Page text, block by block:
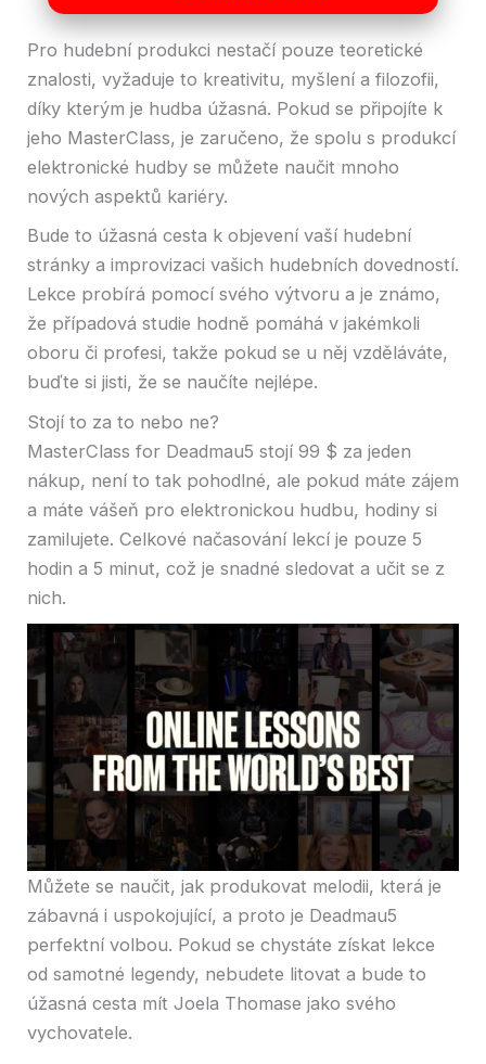
Pro hudební produkci nestačí pouze teoretické
znalosti, vyžaduje to kreativitu, myšlení a filozofii,
díky kterým je hudba úžasná. Pokud se připojíte k
jeho MasterClass, je zaručeno, že spolu s produkcí
elektronické hudby se můžete naučit mnoho
nových aspektů kariéry.
Bude to úžasná cesta k objevení vaší hudební
stránky a improvizaci vašich hudebních dovedností.
Lekce probírá pomocí svého výtvoru a je známo,
že případová studie hodně pomáhá v jakémkoli
oboru či profesi, takže pokud se u něj vzděláváte,
buďte si jisti, že se naučíte nejlépe.
Stojí to za to nebo ne?
MasterClass for Deadmau5 stojí 99 $ za jeden
nákup, není to tak pohodlné, ale pokud máte zájem
a máte vášeň pro elektronickou hudbu, hodiny si
zamilujete. Celkové načasování lekcí je pouze 5
hodin a 5 minut, což je snadné sledovat a učit se z
nich.
Můžete se naučit, jak produkovat melodii, která je
zábavná i uspokojující, a proto je Deadmau5
perfektní volbou. Pokud se chystáte získat lekce
od samotné legendy, nebudete litovat a bude to
úžasná cesta mít Joela Thomase jako svého
vychovatele.